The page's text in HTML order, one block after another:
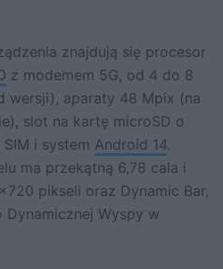
znajdują się procesor
z modemem 5G, od 4 do 8
wersji), aparaty 48 Mpix (na
slot na kartę microSD o
i system Android 14.
ma przekątną 6,78 cala i
pikseli oraz Dynamic Bar,
Wyspy w